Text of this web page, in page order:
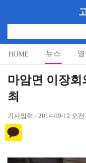
HOME 뉴스
알림마당
마암면 이장회
최
기사입력 : 2014-09-12 오전